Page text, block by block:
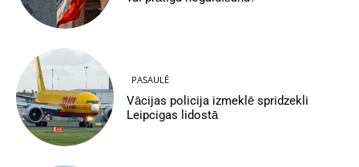
PASAULĒ
Vācijas policija izmeklē spridzekli
Leipcigas lidostā